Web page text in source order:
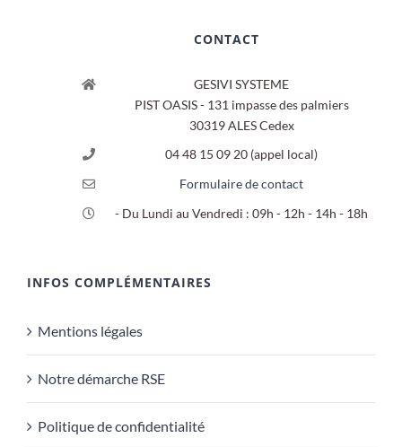
CONTACT
GESIVI SYSTEME
PIST OASIS - 131 impasse des palmiers
30319 ALES Cedex
04 48 15 09 20 (appel local)
Formulaire de contact
- Du Lundi au Vendredi : 09h - 12h - 14h - 18h
INFOS COMPLÉMENTAIRES
Mentions légales
Notre démarche RSE
Politique de confidentialité